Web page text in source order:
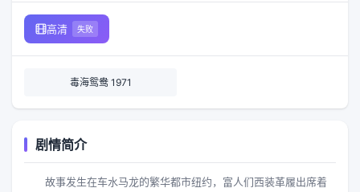
高清 失败
毒海鸳鸯 1971
剧情简介
故事发生在车水马龙的繁华都市纽约，富人们西装革履出席着